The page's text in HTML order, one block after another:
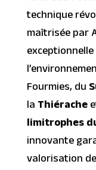
technique
maîtrisée par
Fourmies, du
laThiérache
limitrophes
innovante
valorisation